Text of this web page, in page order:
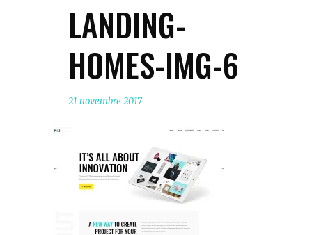
LANDING-
HOMES-IMG-6
21 novembre 2017